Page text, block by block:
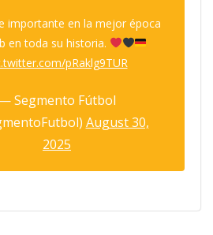
importante en la mejor época
en toda su historia.
pRaklg9TUR
— Segmento Fútbol
August 30,
2025